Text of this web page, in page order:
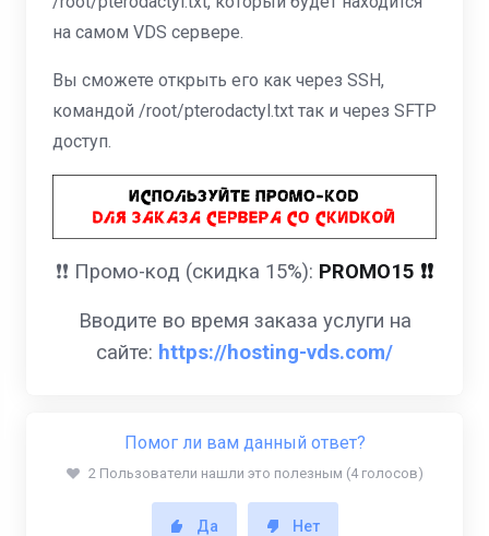
на самом VDS сервере.
Вы сможете открыть его как через SSH,
командой /root/pterodactyl.txt так и через SFTP
доступ.
❗️❗️ Промо-код (скидка 15%): PROMO15 ❗️❗️
Вводите во время заказа услуги на
сайте: https://hosting-vds.com/
Помог ли вам данный ответ?
2 Пользователи нашли это полезным (4 голосов)
Да Нет